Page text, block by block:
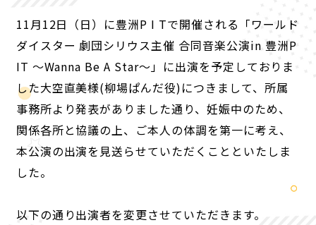
11月12日（日）に豊洲P I Tで開催される「ワールド
ダイスター 劇団シリウス主催 合同音楽公演in 豊洲P
IT ～Wanna Be A Star～」に出演を予定しておりま
した大空直美様(柳場ぱんだ役)につきまして、所属
事務所より発表がありました通り、妊娠中のため、
関係各所と協議の上、ご本人の体調を第一に考え、
本公演の出演を見送らせていただくことといたしま
した。
以下の通り出演者を変更させていただきます。